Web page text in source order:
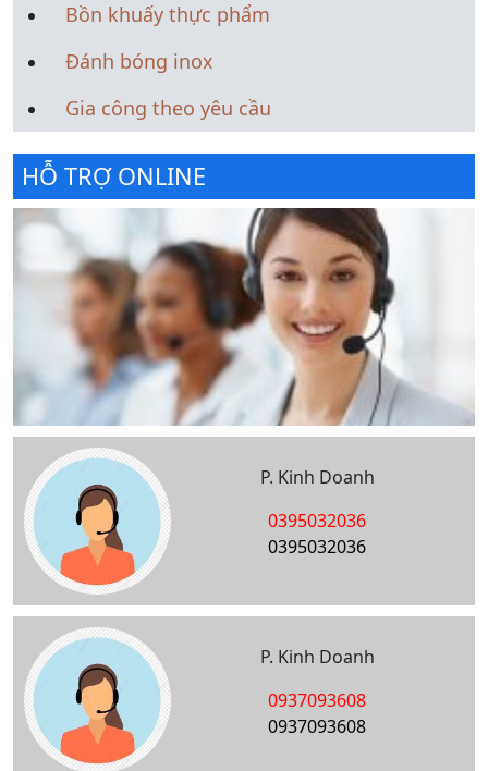
Bồn khuấy thực phẩm
Đánh bóng inox
Gia công theo yêu cầu
HỖ TRỢ ONLINE
P. Kinh Doanh
0395032036
0395032036
P. Kinh Doanh
0937093608
0937093608